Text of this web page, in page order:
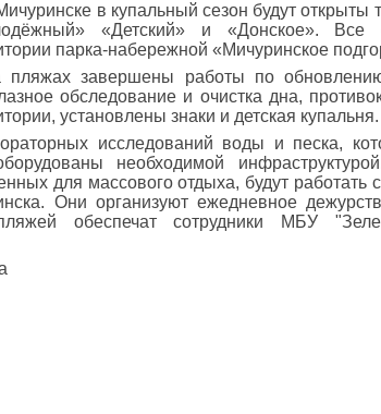
в купальный сезон будут открыты
«Детский» и «Донское». Все
парка-набережной «Мичуринское
пляжах завершены работы по
обследование и очистка дна,
установлены знаки и детская купальня.
исследований воды и песка,
необходимой
для массового отдыха, будут работать
Они организуют ежедневное
обеспечат сотрудники МБУ